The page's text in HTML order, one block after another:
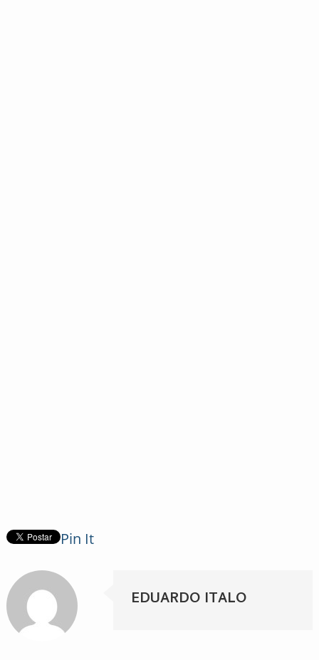
Pin It
EDUARDO ITALO